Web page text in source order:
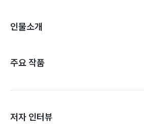
인물소개
주요 작품
저자 인터뷰